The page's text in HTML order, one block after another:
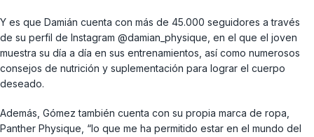
Y es que Damián cuenta con más de 45.000 seguidores a través
de su perfil de Instagram @damian_physique, en el que el joven
muestra su día a día en sus entrenamientos, así como numerosos
consejos de nutrición y suplementación para lograr el cuerpo
deseado.
Además, Gómez también cuenta con su propia marca de ropa,
Panther Physique, “lo que me ha permitido estar en el mundo del